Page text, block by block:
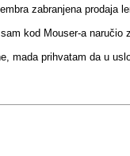
zabranjena prodaja
kod Mouser-a
mada prihvatam da u